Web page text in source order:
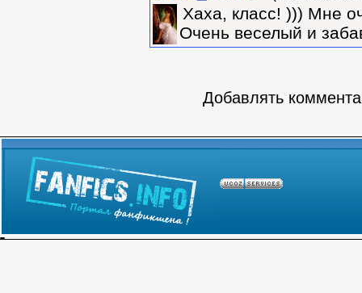
Хаха, класс! ))) Мне
Очень веселый и
Добавлять